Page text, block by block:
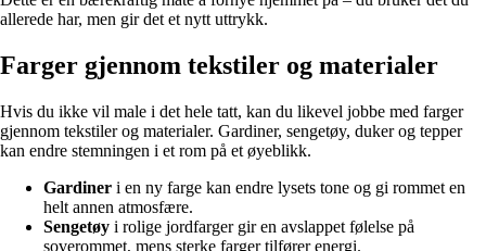
allerede har, men gir det et nytt uttrykk.
Farger gjennom tekstiler og materialer
Hvis du ikke vil male i det hele tatt, kan du likevel jobbe med farger
gjennom tekstiler og materialer. Gardiner, sengetøy, duker og tepper
kan endre stemningen i et rom på et øyeblikk.
Gardiner i en ny farge kan endre lysets tone og gi rommet en
helt annen atmosfære.
Sengetøy i rolige jordfarger gir en avslappet følelse på
soverommet, mens sterke farger tilfører energi.